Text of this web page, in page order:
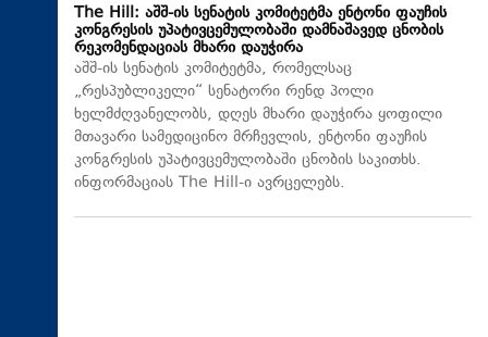
The Hill: აშშ-ის სენატის კომიტეტმა ენტონი ფაუჩის
კონგრესის უპატივცემულობაში დამნაშავედ ცნობის
რეკომენდაციას მხარი დაუჭირა
აშშ-ის სენატის კომიტეტმა, რომელსაც
„რესპუბლიკელი“ სენატორი რენდ პოლი
ხელმძღვანელობს, დღეს მხარი დაუჭირა ყოფილი
მთავარი სამედიცინო მრჩევლის, ენტონი ფაუჩის
კონგრესის უპატივცემულობაში ცნობის საკითხს.
ინფორმაციას The Hill-ი ავრცელებს.